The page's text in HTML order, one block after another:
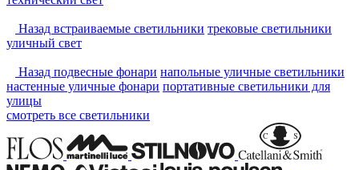
Назад встраиваемые светильники трековые светильники
уличный свет
Назад подвесные фонари напольные уличные светильники
настенные уличные фонари портативные светильники для
улицы
смотреть все светильники